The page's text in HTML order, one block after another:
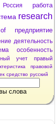
Россия
работа
research
of
предприятие
деятельность
особенность
учет
правый
правовой
средство русский
слова